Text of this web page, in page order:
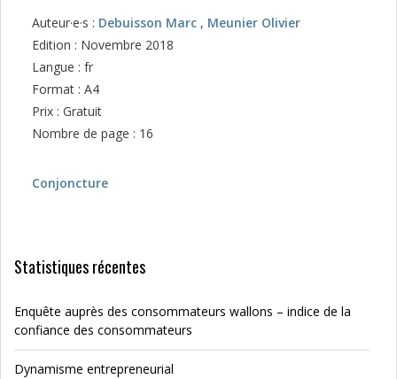
Auteur·e·s : Debuisson Marc , Meunier Olivier
Edition : Novembre 2018
Langue : fr
Format : A4
Prix : Gratuit
Nombre de page : 16
Conjoncture
Statistiques récentes
Enquête auprès des consommateurs wallons – indice de la
confiance des consommateurs
Dynamisme entrepreneurial